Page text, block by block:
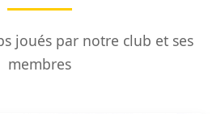
joués par notre club et ses
membres